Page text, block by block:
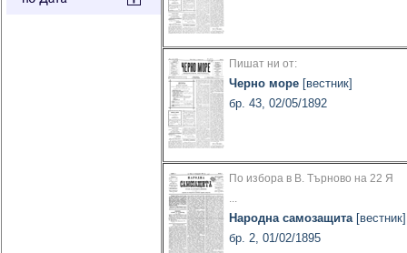
Пишат ни от:
Черно море [вестник]
бр. 43, 02/05/1892
По избора в В. Търново на 22 Я
...
Народна самозащита[вестник]
бр. 2, 01/02/1895